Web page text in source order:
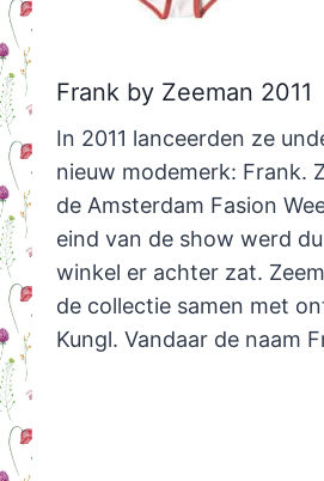
Frank by Zeeman 2011
In 2011 lanceerden ze
nieuw modemerk: Frank.
de Amsterdam Fasion
eind van de show werd
winkel er achter zat.
de collectie samen met
Kungl. Vandaar de naam